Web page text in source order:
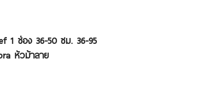
1 ช่อง 36-50 ซม. 36-95
หัวม้าลาย